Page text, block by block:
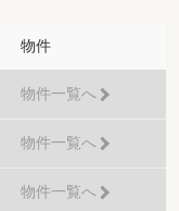
物件
物件一覧へ
物件一覧へ
物件一覧へ